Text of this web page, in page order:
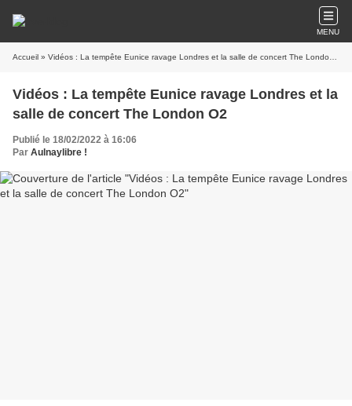
MENU
Accueil » Vidéos : La tempête Eunice ravage Londres et la salle de concert The London O2
Vidéos : La tempête Eunice ravage Londres et la
salle de concert The London O2
Publié le 18/02/2022 à 16:06
Par Aulnaylibre !